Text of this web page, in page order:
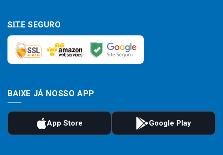
SITE SEGURO
BAIXE JÁ NOSSO APP